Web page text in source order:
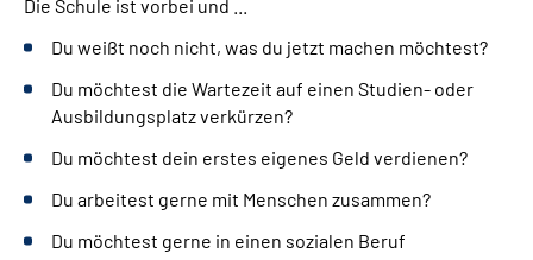
Gebärdensprache
Die Schule ist vorbei und ...
Du weißt noch nicht, was du jetzt machen möchtest?
Du möchtest die Wartezeit auf einen Studien- oder
Ausbildungsplatz verkürzen?
Du möchtest dein erstes eigenes Geld verdienen?
Du arbeitest gerne mit Menschen zusammen?
Du möchtest gerne in einen sozialen Beruf